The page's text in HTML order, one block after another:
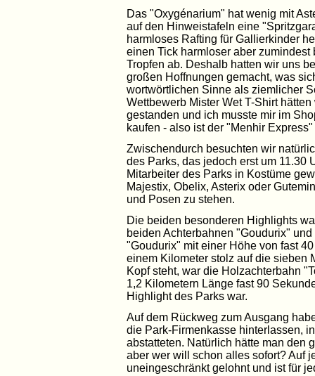
Das "Oxygénarium" hat wenig mit
auf den Hinweistafeln eine
harmloses Rafting für Gallierkinder
einen Tick harmloser aber
Tropfen ab. Deshalb hatten wir uns
großen Hoffnungen gemacht, was
wortwörtlichen Sinne als ziemlicher
Wettbewerb Mister Wet T-Shirt
gestanden und ich musste mir im
kaufen - also ist der "Menhir
Zwischendurch besuchten wir
des Parks, das jedoch erst um 11.30
Mitarbeiter des Parks in Kostüme
Majestix, Obelix, Asterix oder
und Posen zu stehen.
Die beiden besonderen Highlights
beiden Achterbahnen "Goudurix"
"Goudurix" mit einer Höhe von fast
einem Kilometer stolz auf die sieben
Kopf steht, war die Holzachterbahn
1,2 Kilometern Länge fast 90
Highlight des Parks war.
Auf dem Rückweg zum Ausgang
die Park-Firmenkasse hinterlassen,
abstatteten. Natürlich hätte man den
aber wer will schon alles sofort? Auf
uneingeschränkt gelohnt und ist für